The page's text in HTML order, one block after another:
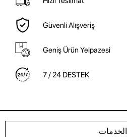
Güvenli Alışveriş
Geniş Ürün Yelpazesi
7 / 24 DESTEK
الخدمات